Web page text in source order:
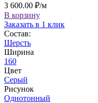
3 600.00 ₽/м
В корзину
Заказать в 1 клик
Состав:
Шерсть
Ширина
160
Цвет
Серый
Рисунок
Однотонный